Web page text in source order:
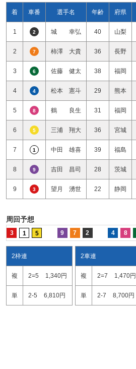
着 車番 選手名 年齢 府県
1 2 城 幸弘 40 山梨
2 7 柿澤 大貴 36 長野
3 6 佐藤 健太 38 福岡
4 4 松本 憲斗 29 熊本
5 8 鶴 良生 31 福岡
6 5 三浦 翔大 36 宮城
7 1 中田 雄喜 39 福島
8 9 吉田 昌司 28 茨城
9 3 望月 湧世 22 静岡
周回予想
3 1 5 9 7 2 4 8
2枠連
複 2=5 1,340円
単 2-5 6,810円
2車連
複 2=7 1,470円
単 2-7 8,700円